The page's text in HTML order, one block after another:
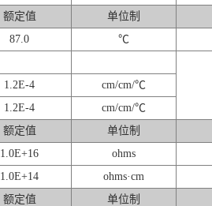
额定值 单位制
87.0 ℃
1.2E-4
cm/cm/℃
1.2E-4
cm/cm/℃
额定值 单位制
1.0E+16 ohms
1.0E+14 ohms·cm
额定值 单位制